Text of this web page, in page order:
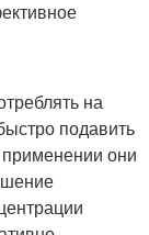
на
подавить
применении они